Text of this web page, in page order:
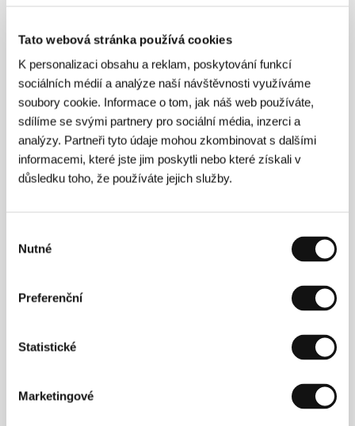
Tato webová stránka používá cookies
K personalizaci obsahu a reklam, poskytování funkcí
sociálních médií a analýze naší návštěvnosti využíváme
soubory cookie. Informace o tom, jak náš web používáte,
sdílíme se svými partnery pro sociální média, inzerci a
analýzy. Partneři tyto údaje mohou zkombinovat s dalšími
informacemi, které jste jim poskytli nebo které získali v
důsledku toho, že používáte jejich služby.
souhlasu
Nutné
Preferenční
Statistické
Marketingové
Brigitta Portier
E-mail:brigittaportier@alibicommunications.be
Gary Walsh
E-mail:garywalsh@alibicommunications.be